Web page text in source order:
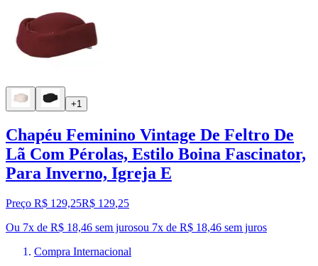
+1
Chapéu Feminino Vintage De Feltro De
Lã Com Pérolas, Estilo Boina Fascinator,
Para Inverno, Igreja E
Preço R$ 129,25R$ 129,25
Ou 7x de R$ 18,46 sem jurosou 7x de R$ 18,46 sem juros
Compra Internacional